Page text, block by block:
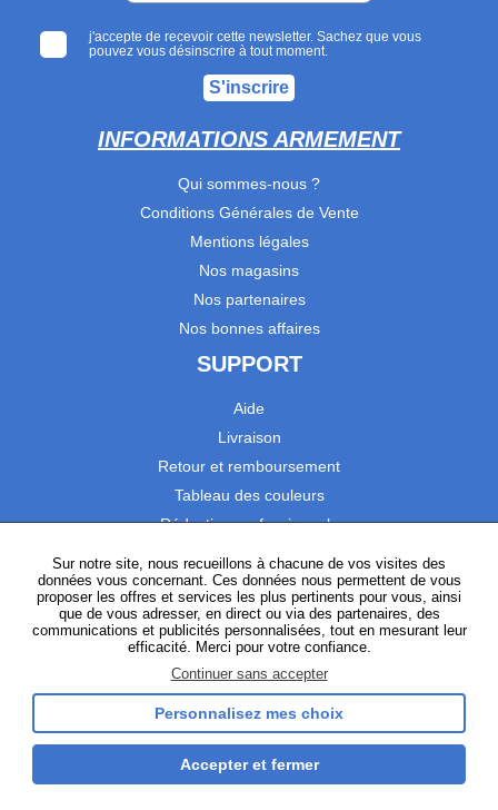
j'accepte de recevoir cette newsletter. Sachez que vous
pouvez vous désinscrire à tout moment.
S'inscrire
INFORMATIONS ARMEMENT
Qui sommes-nous ?
Conditions Générales de Vente
Mentions légales
Nos magasins
Nos partenaires
Nos bonnes affaires
SUPPORT
Aide
Livraison
Retour et remboursement
Tableau des couleurs
Réduction professionnels
Satisfaction Clients
SUIVEZ-NOUS
InstagramTikTokFacebookYouTubeLinkedIn
Sur notre site, nous recueillons à chacune de vos visites des
données vous concernant. Ces données nous permettent de vous
proposer les offres et services les plus pertinents pour vous, ainsi
que de vous adresser, en direct ou via des partenaires, des
communications et publicités personnalisées, tout en mesurant leur
efficacité. Merci pour votre confiance.
Continuer sans accepter
Personnalisez mes choix
Accepter et fermer